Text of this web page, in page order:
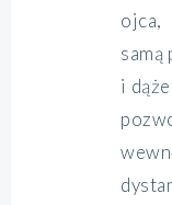
ojca,
i